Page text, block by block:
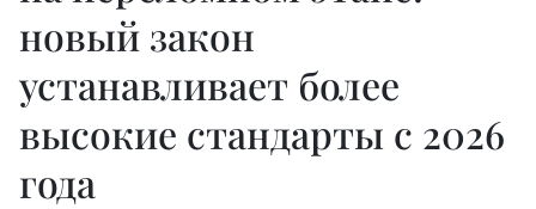
новый закон
устанавливает более
высокие стандарты с 2026
года